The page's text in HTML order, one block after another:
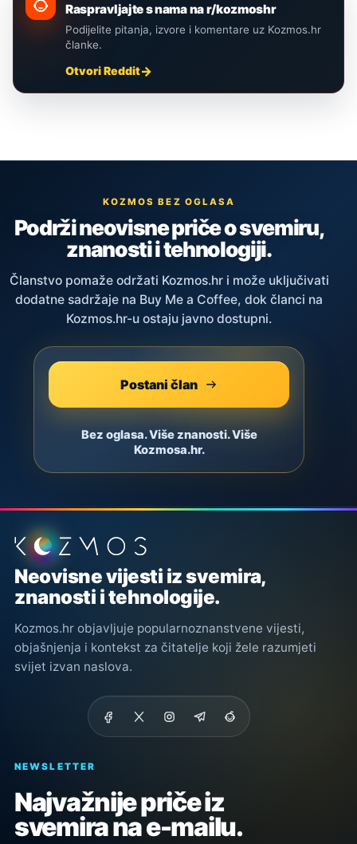
Raspravljajte s nama na r/kozmoshr
Podijelite pitanja, izvore i komentare uz Kozmos.hr
članke.
Otvori Reddit
KOZMOS BEZ OGLASA
Podrži neovisne priče o svemiru,
znanosti i tehnologiji.
Članstvo pomaže održati Kozmos.hr i može uključivati
dodatne sadržaje na Buy Me a Coffee, dok članci na
Kozmos.hr-u ostaju javno dostupni.
Postani član
Bez oglasa. Više znanosti. Više
Kozmosa.hr.
Podnožje stranice
Neovisne vijesti iz svemira,
znanosti i tehnologije.
Kozmos.hr objavljuje popularnoznanstvene vijesti,
objašnjenja i kontekst za čitatelje koji žele razumjeti
svijet izvan naslova.
NEWSLETTER
Najvažnije priče iz
svemira na e-mailu.